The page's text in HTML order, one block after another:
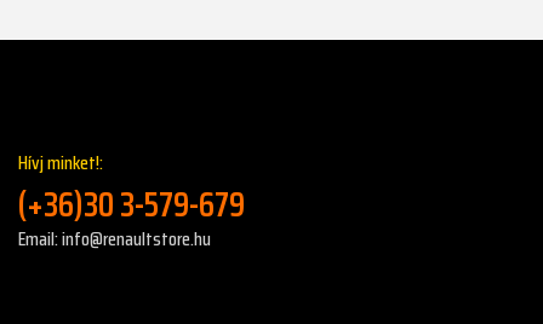
Hívj minket!:
(+36)30 3-579-679
Email: info@renaultstore.hu